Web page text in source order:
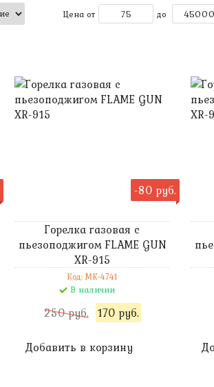
Цена от до
-80 руб.
Горелка газовая с
пьезоподжигом FLAME GUN
XR-915
Код: MK-4741
В наличии
250 руб. 170 руб.
Добавить в корзину